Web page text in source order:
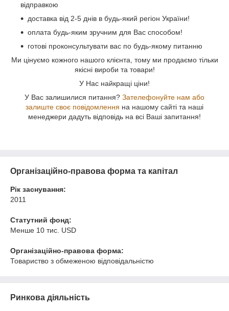
відправкою
доставка від 2-5 днів в будь-який регіон України!
оплата будь-яким зручним для Вас способом!
готові проконсультувати вас по будь-якому питанню
Ми цінуємо кожного нашого клієнта, тому ми продаємо тільки
якісні вироби та товари!
У Нас найкращі ціни!
У Вас залишилися питання? Зателефонуйте нам або
залиште своє повідомлення на нашому сайті та наші
менеджери дадуть відповідь на всі Ваші запитання!
Організаційно-правова форма та капітал
Рік заснування:
2011
Статутний фонд:
Менше 10 тис. USD
Організаційно-правова форма:
Товариство з обмеженою відповідальністю
Ринкова діяльність